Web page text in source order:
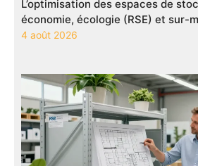
L’optimisation des espaces de
économie, écologie (RSE) et sur-
4 août 2026